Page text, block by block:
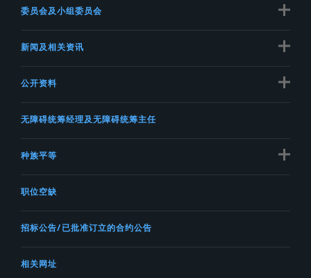
委员会及小组委员会
新闻及相关资讯
公开资料
无障碍统筹经理及无障碍统筹主任
种族平等
职位空缺
招标公告/已批准订立的合约公告
相关网址